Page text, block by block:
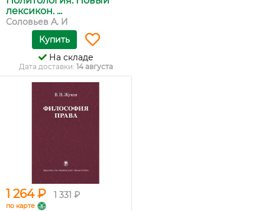
лексикон. ...
Соловьев А. И
Купить
На складе
Дата доставки: 14 августа
1 264 ₽ 1 331 ₽
по карте